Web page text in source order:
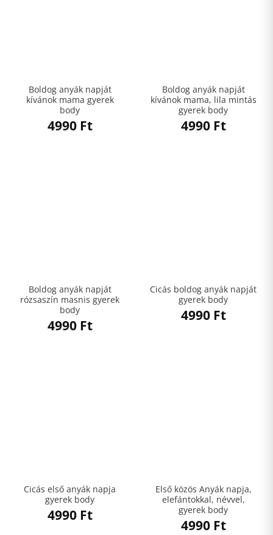
Boldog anyák napját
kívánok mama gyerek
body
4990 Ft
Boldog anyák napját
kívánok mama, lila mintás
gyerek body
4990 Ft
Boldog anyák napját
rózsaszín masnis gyerek
body
4990 Ft
Cicás boldog anyák napját
gyerek body
4990 Ft
Cicás első anyák napja
gyerek body
4990 Ft
Első közös Anyák napja,
elefántokkal, névvel,
gyerek body
4990 Ft